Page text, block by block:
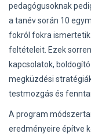
pedagógusoknak
a tanév során 10
fokról fokra
feltételeit. Ezek
kapcsolatok,
megküzdési
testmozgás és
A program
eredményeire építve